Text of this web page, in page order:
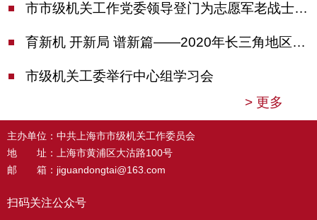
市市级机关工作党委领导登门为志愿军老战士佩戴纪念章
育新机 开新局 谱新篇——2020年长三角地区机关党建工作研讨会在南京召开
市级机关工委举行中心组学习会
> 更多